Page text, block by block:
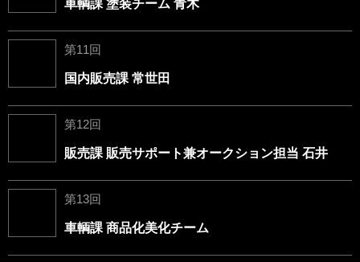
車輌課 塗装チーム 青木
第11回
国内販売課 常世田
第12回
販売課 販売サポート兼オークション担当 石井
第13回
車輌課 商品化美化チーム